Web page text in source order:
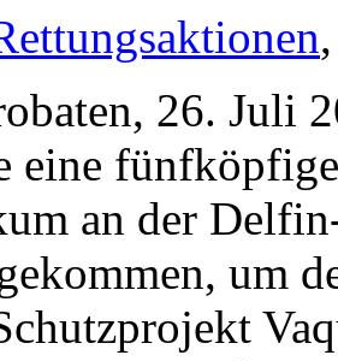
26. Juli
eine
an der
um